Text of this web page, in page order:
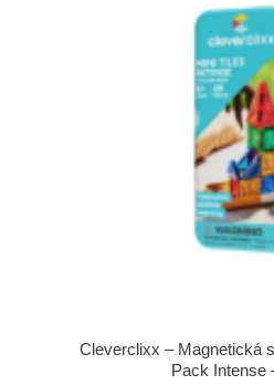
Cleverclixx – Magnetická
Pack Intense